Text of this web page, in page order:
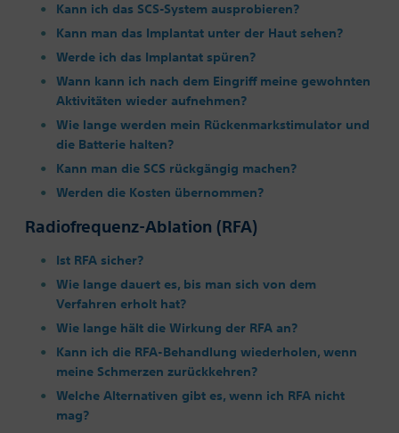
Kann ich das SCS-System ausprobieren?
Kann man das Implantat unter der Haut sehen?
Werde ich das Implantat spüren?
Wann kann ich nach dem Eingriff meine gewohnten
Aktivitäten wieder aufnehmen?
Wie lange werden mein Rückenmarkstimulator und
die Batterie halten?
Kann man die SCS rückgängig machen?
Werden die Kosten übernommen?
Radiofrequenz-Ablation (RFA)
Ist RFA sicher?
Wie lange dauert es, bis man sich von dem
Verfahren erholt hat?
Wie lange hält die Wirkung der RFA an?
Kann ich die RFA-Behandlung wiederholen, wenn
meine Schmerzen zurückkehren?
Welche Alternativen gibt es, wenn ich RFA nicht
mag?